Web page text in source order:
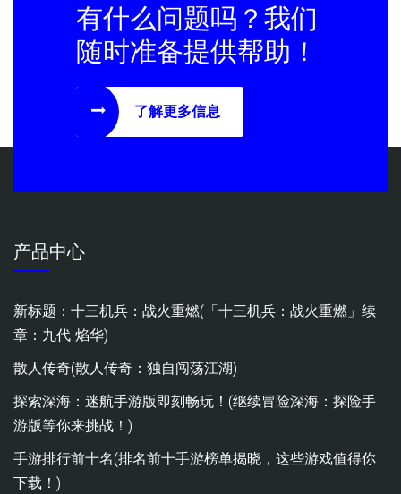
有什么问题吗？我们
随时准备提供帮助！
了解更多信息
产品中心
新标题：十三机兵：战火重燃(「十三机兵：战火重燃」续
章：九代·焰华)
散人传奇(散人传奇：独自闯荡江湖)
探索深海：迷航手游版即刻畅玩！(继续冒险深海：探险手
游版等你来挑战！)
手游排行前十名(排名前十手游榜单揭晓，这些游戏值得你
下载！)